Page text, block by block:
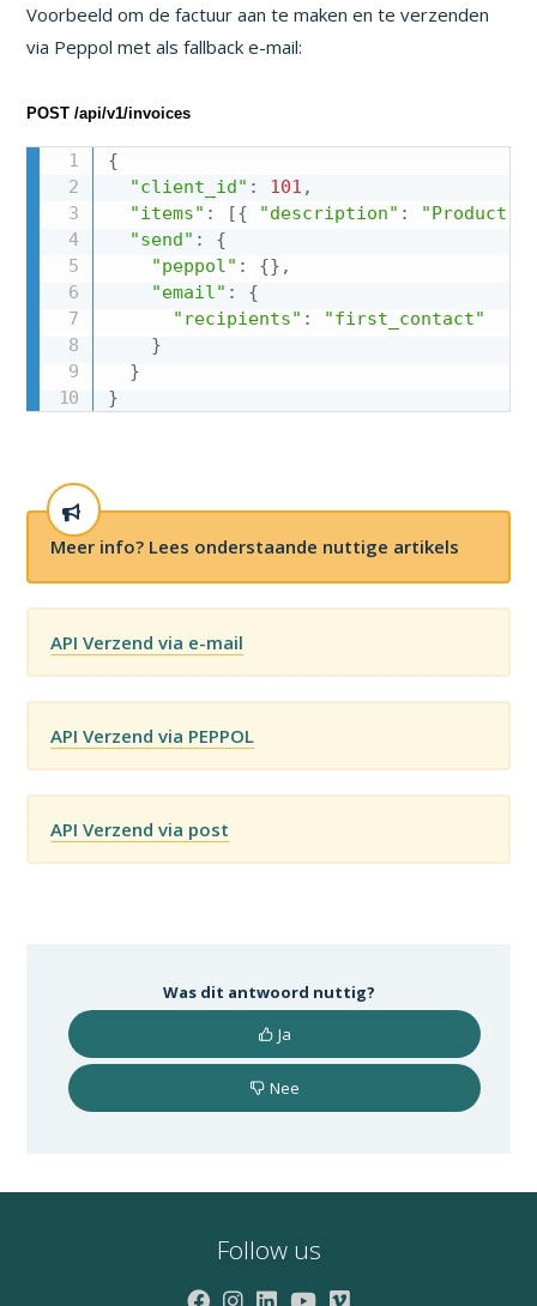
Voorbeeld om de factuur aan te maken en te verzenden
via Peppol met als fallback e-mail:
POST /api/v1/invoices
{
"client_id" : 101 ,
"items" : [{ "description" :
"Product
"send" :
{
"peppol" : {} ,
"email" :
{
"recipients" :
"first_contact"
}
}
}
Meer info? Lees onderstaande nuttige artikels
API Verzend via e-mail
API Verzend via PEPPOL
API Verzend via post
Was dit antwoord nuttig?
Ja
Nee
Follow us